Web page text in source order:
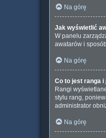
Na górę
Jak wyświetlić
W panelu
awatarów i
Na górę
Co to jest ranga
Rangi
stylu rang,
administrator
Na górę